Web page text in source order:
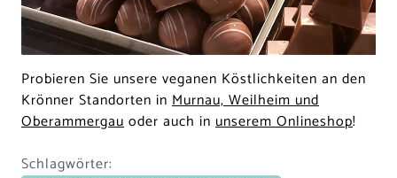
Probieren Sie unsere veganen Köstlichkeiten an den
Krönner Standorten in Murnau, Weilheim und
Oberammergauoder auch in unserem Onlineshop!
Schlagwörter: